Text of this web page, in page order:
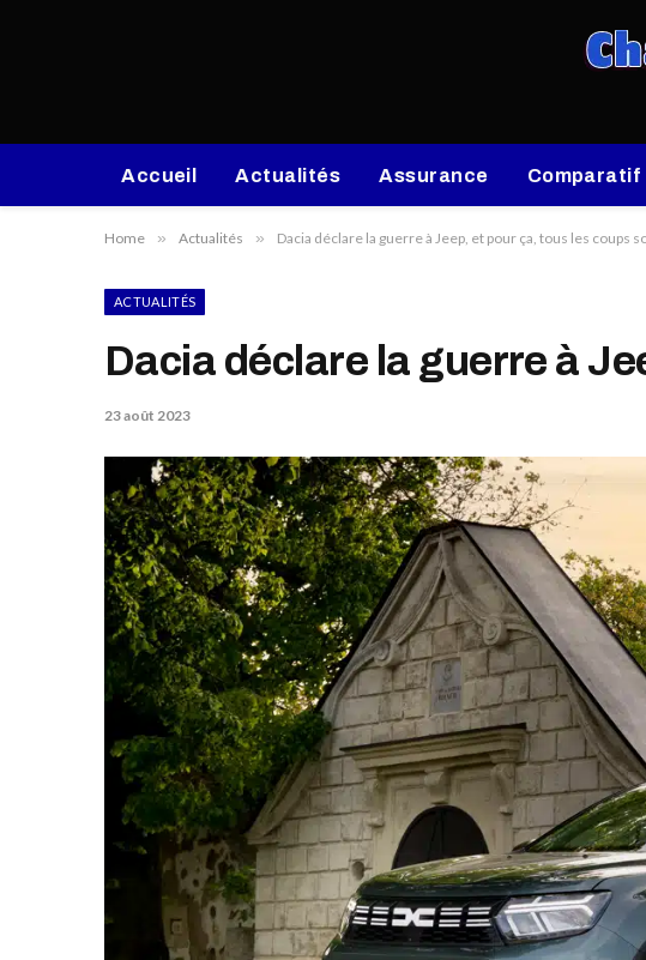
Accueil Actualités Assurance Comparatif
Home » Actualités » Dacia déclare la guerre à Jeep, et pour ça, tous les coups
ACTUALITÉS
Dacia déclare la guerre à
23 août 2023